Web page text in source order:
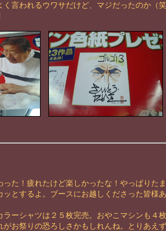
く言われるウワサだけど、マジだったのか（
った！疲れたけど楽しかったな！やっぱりた
ッとするよ。ブースにお越しくださった皆様
ラーシャツは２５枚完売。おやこマシンも４
がお祭りの恐ろしさかもしれんね。とりあえ